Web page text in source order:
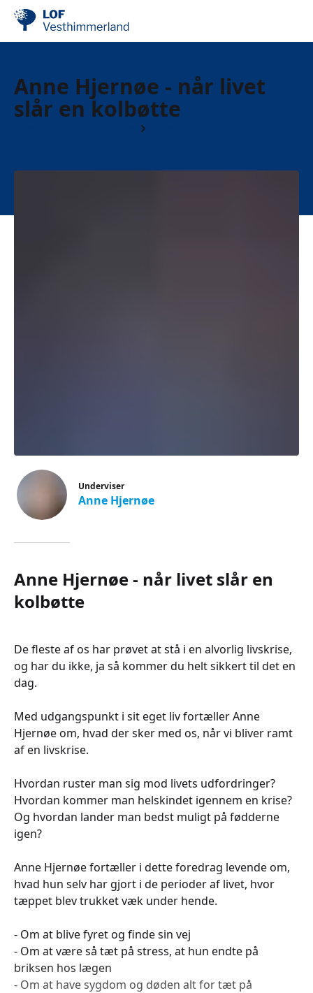
Anne Hjernøe - når livet
slår en kolbøtte
Underviser
Anne Hjernøe
Anne Hjernøe - når livet slår en
kolbøtte
De fleste af os har prøvet at stå i en alvorlig livskrise,
og har du ikke, ja så kommer du helt sikkert til det en
dag.
Med udgangspunkt i sit eget liv fortæller Anne
Hjernøe om, hvad der sker med os, når vi bliver ramt
af en livskrise.
Hvordan ruster man sig mod livets udfordringer?
Hvordan kommer man helskindet igennem en krise?
Og hvordan lander man bedst muligt på fødderne
igen?
Anne Hjernøe fortæller i dette foredrag levende om,
hvad hun selv har gjort i de perioder af livet, hvor
tæppet blev trukket væk under hende.
- Om at blive fyret og finde sin vej
- Om at være så tæt på stress, at hun endte på
briksen hos lægen
- Om at have sygdom og døden alt for tæt på